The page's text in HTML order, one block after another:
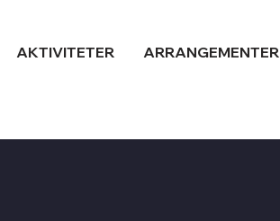
AKTIVITETER ARRANGEMENTER